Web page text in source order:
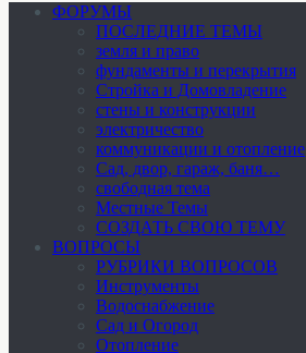
ФОРУМЫ
ПОСЛЕДНИЕ ТЕМЫ
земля и право
фундаменты и перекрытия
Стройка и Домовладение
стены и конструкции
электричество
коммуникации и отопление
Cад, двор, гараж, баня…
свободная тема
Местные Темы
СОЗДАТЬ СВОЮ ТЕМУ
ВОПРОСЫ
РУБРИКИ ВОПРОСОВ
Инструменты
Водоснабжение
Сад и Огород
Отопление